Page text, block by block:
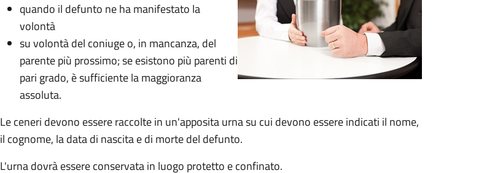
quando il defunto ne ha manifestato la
volontà
su volontà del coniuge o, in mancanza, del
parente più prossimo; se esistono più parenti di
pari grado, è sufficiente la maggioranza
assoluta.
Le ceneri devono essere raccolte in un'apposita urna su cui devono essere indicati il nome,
il cognome, la data di nascita e di morte del defunto.
L'urna dovrà essere conservata in luogo protetto e confinato.